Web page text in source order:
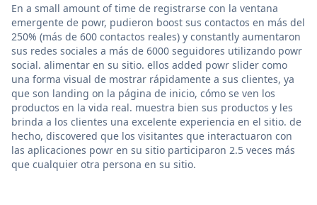
En a small amount of time de registrarse con la ventana
emergente de powr, pudieron boost sus contactos en más del
250% (más de 600 contactos reales) y constantly aumentaron
sus redes sociales a más de 6000 seguidores utilizando powr
social. alimentar en su sitio. ellos added powr slider como
una forma visual de mostrar rápidamente a sus clientes, ya
que son landing on la página de inicio, cómo se ven los
productos en la vida real. muestra bien sus productos y les
brinda a los clientes una excelente experiencia en el sitio. de
hecho, discovered que los visitantes que interactuaron con
las aplicaciones powr en su sitio participaron 2.5 veces más
que cualquier otra persona en su sitio.